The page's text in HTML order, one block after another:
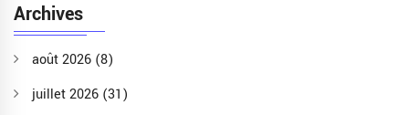
Archives
août 2026 (8)
juillet 2026 (31)